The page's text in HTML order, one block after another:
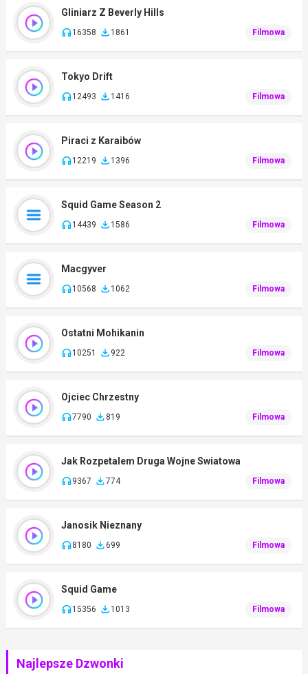
Gliniarz Z Beverly Hills
16358 1861 Filmowa
Tokyo Drift
12493 1416 Filmowa
Piraci z Karaibów
12219 1396 Filmowa
Squid Game Season 2
14439 1586 Filmowa
Macgyver
10568 1062 Filmowa
Ostatni Mohikanin
10251 922 Filmowa
Ojciec Chrzestny
7790 819 Filmowa
Jak Rozpetalem Druga Wojne Swiatowa
9367 774 Filmowa
Janosik Nieznany
8180 699 Filmowa
Squid Game
15356 1013 Filmowa
Najlepsze Dzwonki